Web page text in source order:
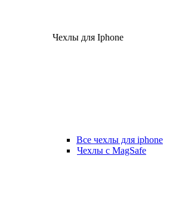
Чехлы для Iphone
Все чехлы для iphone
Чехлы с MagSafe